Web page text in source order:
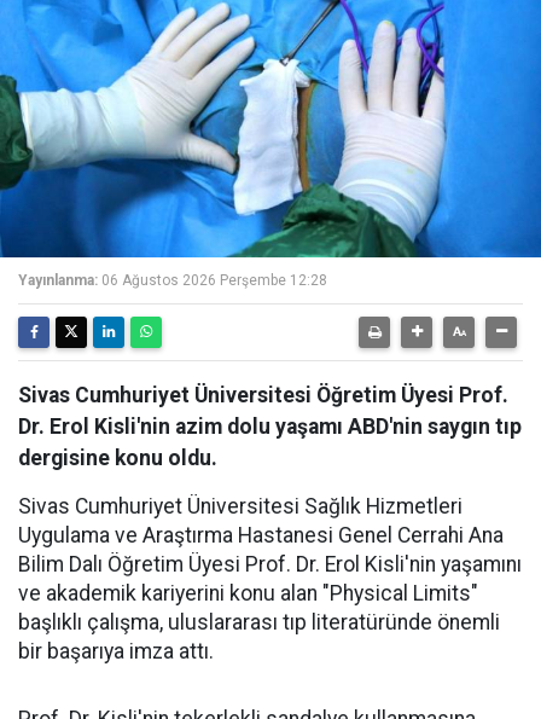
Yayınlanma: 06 Ağustos 2026 Perşembe 12:28
Sivas Cumhuriyet Üniversitesi Öğretim Üyesi Prof.
Dr. Erol Kisli'nin azim dolu yaşamı ABD'nin saygın tıp
dergisine konu oldu.
Sivas Cumhuriyet Üniversitesi Sağlık Hizmetleri
Uygulama ve Araştırma Hastanesi Genel Cerrahi Ana
Bilim Dalı Öğretim Üyesi Prof. Dr. Erol Kisli'nin yaşamını
ve akademik kariyerini konu alan "Physical Limits"
başlıklı çalışma, uluslararası tıp literatüründe önemli
bir başarıya imza attı.